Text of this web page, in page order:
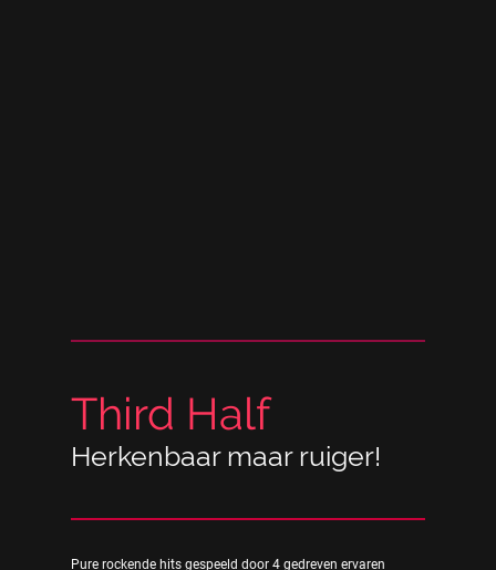
Third Half
Herkenbaar maar ruiger!
Pure rockende hits gespeeld door 4 gedreven ervaren